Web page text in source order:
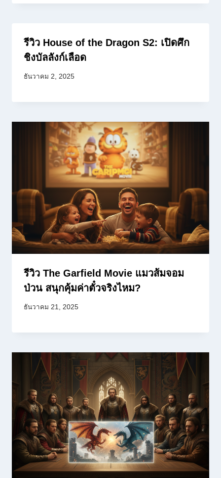
รีวิว House of the Dragon S2: เปิดศึก
ชิงบัลลังก์เลือด
ธันวาคม 2, 2025
รีวิว The Garfield Movie แมวส้มจอม
ป่วน สนุกคุ้มค่าตั๋วจริงไหม?
ธันวาคม 21, 2025